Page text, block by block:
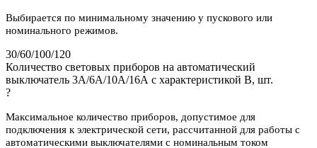
Выбирается по минимальному значению у пускового или
номинального режимов.
30/60/100/120
Количество световых приборов на автоматический
выключатель 3А/6А/10А/16А с характеристикой В, шт.
?
Максимальное количество приборов, допустимое для
подключения к электрической сети, рассчитанной для работы с
автоматическими выключателями с номинальным током